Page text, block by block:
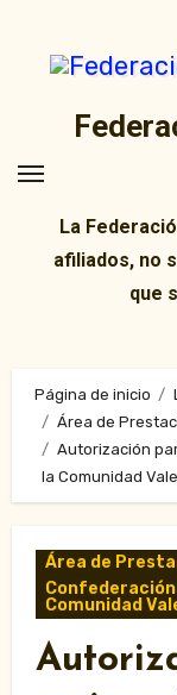
contenido
La
afiliados, no
que
Página de inicio
Área de
Autorización
la Comunidad
Área de
Confederación
Comunidad